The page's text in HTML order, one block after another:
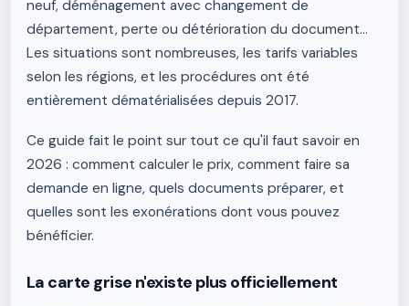
neuf, déménagement avec changement de
département, perte ou détérioration du document…
Les situations sont nombreuses, les tarifs variables
selon les régions, et les procédures ont été
entièrement dématérialisées depuis 2017.
Ce guide fait le point sur tout ce qu'il faut savoir en
2026 : comment calculer le prix, comment faire sa
demande en ligne, quels documents préparer, et
quelles sont les exonérations dont vous pouvez
bénéficier.
La carte grise n'existe plus officiellement